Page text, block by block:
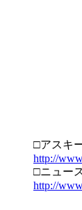
□アスキ
http://
□ニュー
http://